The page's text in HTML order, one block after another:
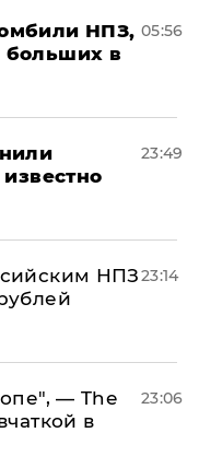
НПЗ,
больших в
05:56
известно
23:49
НПЗ23:14
— The
в
23:06